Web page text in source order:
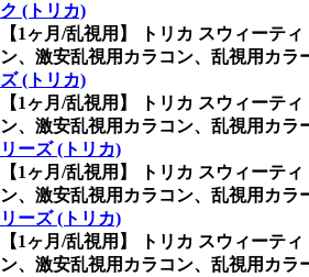
ク (トリカ)
【1ヶ月/乱視用】 トリカ スウィーテ
ン、激安乱視用カラコン、乱視用カ
ズ (トリカ)
【1ヶ月/乱視用】 トリカ スウィーテ
ン、激安乱視用カラコン、乱視用カ
リーズ (トリカ)
【1ヶ月/乱視用】 トリカ スウィーテ
ン、激安乱視用カラコン、乱視用カ
リーズ (トリカ)
【1ヶ月/乱視用】 トリカ スウィーテ
ン、激安乱視用カラコン、乱視用カ